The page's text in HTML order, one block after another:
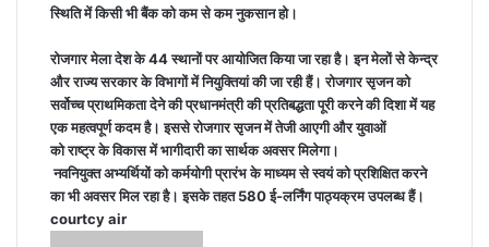
स्थिति में किसी भी बैंक को कम से कम नुकसान हो।
रोजगार मेला देश के 44 स्‍थानों पर आयोजित किया जा रहा है। इन मेलों से केन्‍द्र
और राज्‍य सरकार के विभागों में नियुक्तियां की जा रही हैं। रोजगार सृजन को
सर्वोच्‍च प्राथमिकता देने की प्रधानमंत्री की प्रतिबद्धता पूरी करने की दिशा में यह
एक महत्‍वपूर्ण कदम है। इससे रोजगार सृजन में तेजी आएगी और युवाओं
को राष्‍ट्र के विकास में भागीदारी का सार्थक अवसर मिलेगा।
नवनियुक्त अभ्‍यर्थियों को कर्मयोगी प्रारंभ के माध्‍यम से स्‍वयं को प्रशिक्षित करने
का भी अवसर मिल रहा है। इसके तहत 580 ई-लर्निंग पाठ्यक्रम उपलब्‍ध हैं।
courtcy air